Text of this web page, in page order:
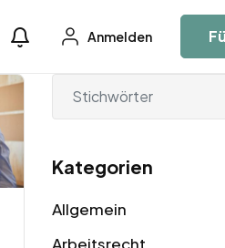
Anmelden
Kategorien
Allgemein
Arbeitsrecht